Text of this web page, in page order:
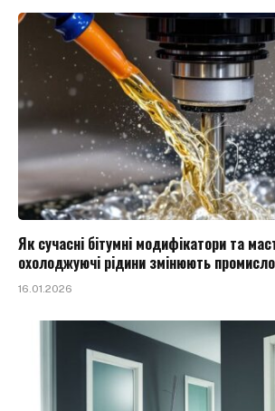
Як сучасні бітумні модифікатори та
охолоджуючі рідини змінюють
16.01.2026